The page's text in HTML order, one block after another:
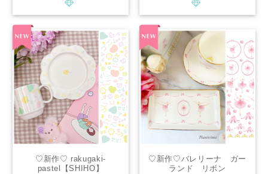
♡新作♡ rakugaki-
pastel【SHIHO】
♡新作♡バレリーナ ガー
ランド リボン